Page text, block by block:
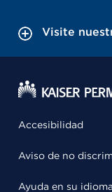
Visite
Accesibilidad
Aviso de no
Ayuda en su idioma